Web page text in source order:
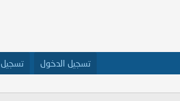
تسجيل الدخول تسجيل